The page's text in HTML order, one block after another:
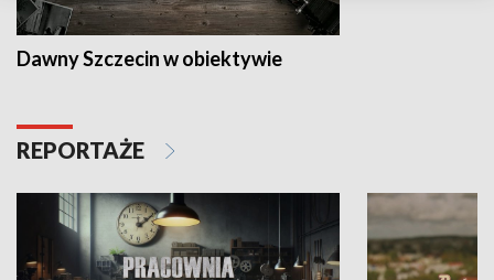
Dawny Szczecin w obiektywie
REPORTAŻE